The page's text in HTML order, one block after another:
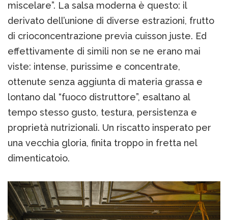
miscelare”. La salsa moderna è questo: il
derivato dell’unione di diverse estrazioni, frutto
di crioconcentrazione previa cuisson juste. Ed
effettivamente di simili non se ne erano mai
viste: intense, purissime e concentrate,
ottenute senza aggiunta di materia grassa e
lontano dal “fuoco distruttore”, esaltano al
tempo stesso gusto, testura, persistenza e
proprietà nutrizionali. Un riscatto insperato per
una vecchia gloria, finita troppo in fretta nel
dimenticatoio.